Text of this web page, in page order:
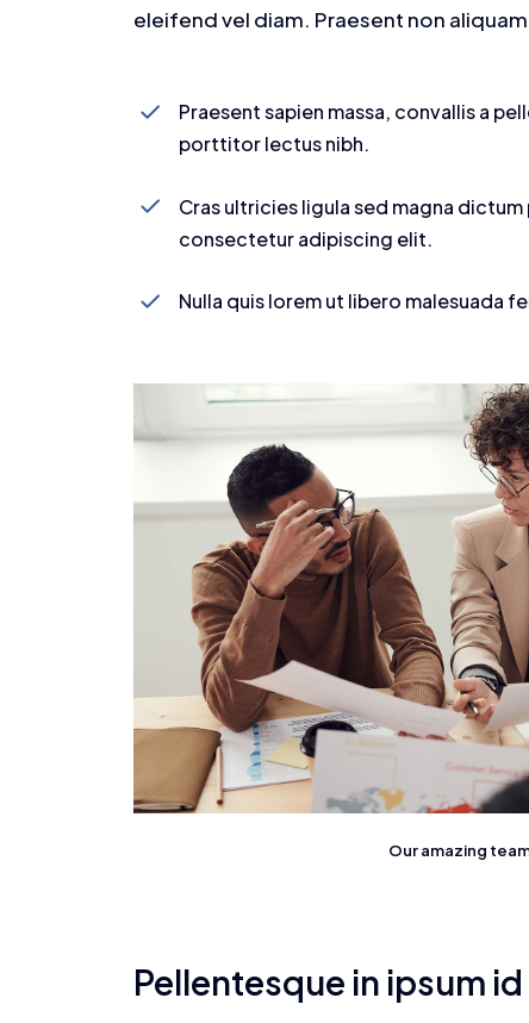
eleifend vel diam. Praesent non aliquam
Praesent sapien massa, convallis a
porttitor lectus nibh.
Cras ultricies ligula sed magna
consectetur adipiscing elit.
Nulla quis lorem ut libero malesuada
Our amazing
Pellentesque in ipsum